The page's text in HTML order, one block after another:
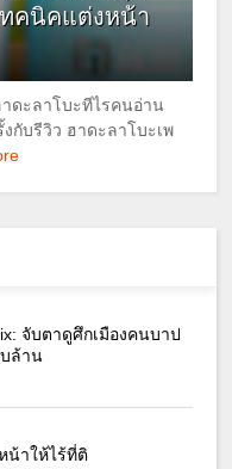
คนิคแต่งหน้า
ดะลาโบะทีไรคนอ่าน
กับรีวิว ฮาดะลาโบะเพ
จับตาดูศึกเมืองคนบาป
ล้าน
น้าให้ไร้ที่ติ